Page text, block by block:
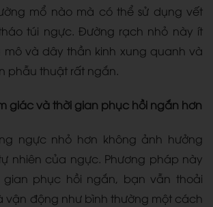
mổ nào mà có thể sử dụng vết
túi ngực. Đường rạch nhỏ này ít
và dây thần kinh xung quanh và
phẫu thuật rất ngắn.
giác và thời gian phục hồi ngắn hơn
ngực nhỏ hơn không ảnh hưởng
nhiên của ngực. Phương pháp này
phục hồi ngắn, bạn vẫn thoải
vận động như bình thường một cách